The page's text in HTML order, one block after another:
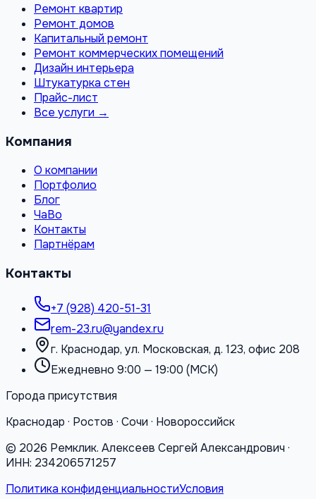
Ремонт квартир
Ремонт домов
Капитальный ремонт
Ремонт коммерческих помещений
Дизайн интерьера
Штукатурка стен
Прайс-лист
Все услуги →
Компания
О компании
Портфолио
Блог
ЧаВо
Контакты
Партнёрам
Контакты
+7 (928) 420-51-31
rem-23.ru@yandex.ru
г. Краснодар, ул. Московская, д. 123, офис 208
Ежедневно 9:00 — 19:00 (МСК)
Города присутствия
Краснодар · Ростов · Сочи · Новороссийск
© 2026 Ремклик. Алексеев Сергей Александрович ·
ИНН: 234206571257
Политика конфиденциальностиУсловия